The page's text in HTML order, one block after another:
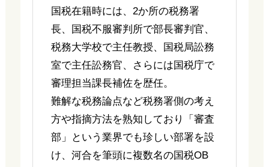
国税在籍時には、2か所の税務署
長、国税不服審判所で部長審判官、
税務大学校で主任教授、国税局訟務
室で主任訟務官、さらには国税庁で
審理担当課長補佐を歴任。
難解な税務論点など税務署側の考え
方や指摘方法を熟知しており「審査
部」という業界でも珍しい部署を設
け、河合を筆頭に複数名の国税OB